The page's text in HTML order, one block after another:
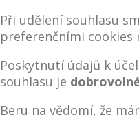
Při udělení souhlasu
preferenčními cookies
Poskytnutí údajů k
souhlasu je
Beru na vědomí, že